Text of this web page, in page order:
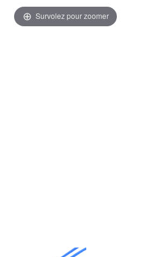
Survolez pour zoomer